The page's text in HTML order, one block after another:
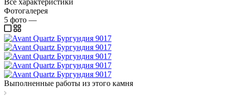
Фотогалерея
5 фото —
Выполненные работы из этого камня